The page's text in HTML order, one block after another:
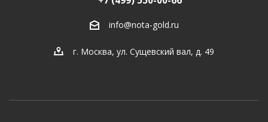
info@nota-gold.ru
г. Москва, ул. Сущевский вал, д. 49